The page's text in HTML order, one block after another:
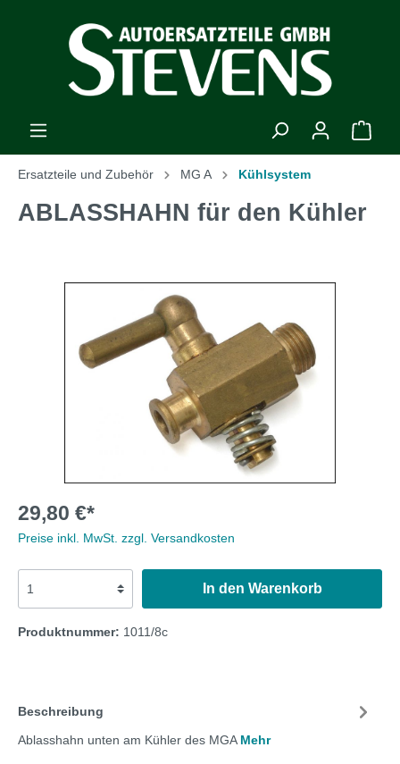
Ersatzteile und Zubehör MG A Kühlsystem
ABLASSHAHN für den Kühler
29,80 €*
Preise inkl. MwSt. zzgl. Versandkosten
In den Warenkorb
Produktnummer: 1011/8c
Beschreibung
Ablasshahn unten am Kühler des MGA Mehr